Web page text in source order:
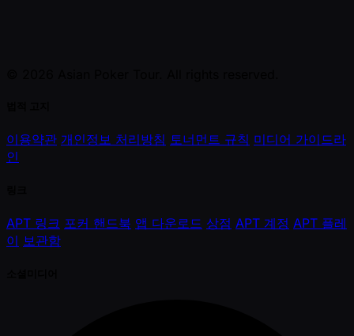
이용약관 개인정보 처리방침 토너먼트 규칙 미디어 가이드라
인
APT 링크 포커 핸드북 앱 다운로드 상점 APT 계정 APT 플레
이 보관함